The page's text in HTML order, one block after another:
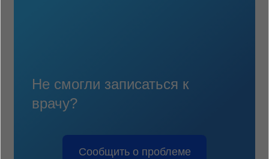
Не смогли записаться к
врачу?
Сообщить о проблеме